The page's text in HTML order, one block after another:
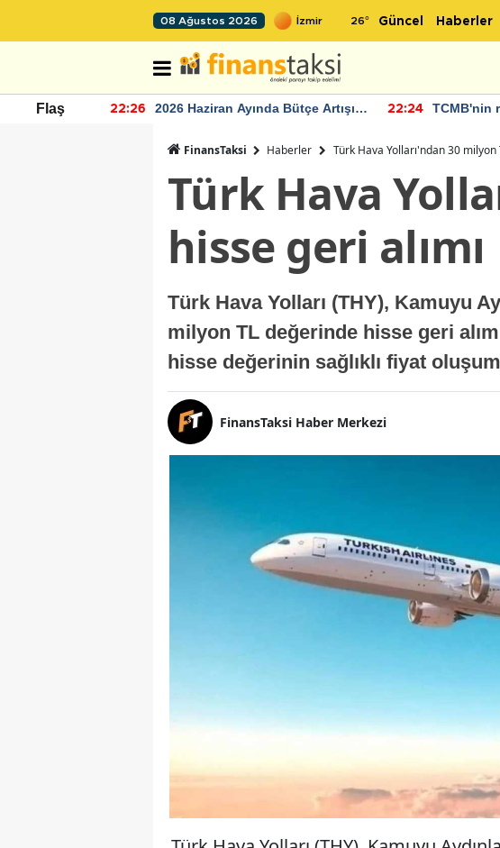
08 Ağustos 2026 26° Güncel Haberler
Flaş 22:26
2026 Haziran Ayında Bütçe Artışı
22:24
TCMB'nin
FinansTaksi Haberler Türk Hava Yolları'ndan 30 milyon
Türk Hava
hisse geri alımı
Türk Hava Yolları (THY), Kamuyu
milyon TL değerinde hisse geri
hisse değerinin sağlıklı fiyat
FinansTaksi Haber Merkezi